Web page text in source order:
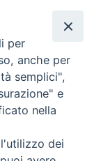
per
anche per
semplici",
e
nella
dei